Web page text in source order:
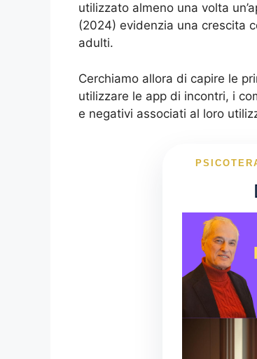
utilizzato almeno una volta
(2024) evidenzia una crescita
adulti.
Cerchiamo allora di capire le
utilizzare le app di incontri, i
e negativi associati al loro